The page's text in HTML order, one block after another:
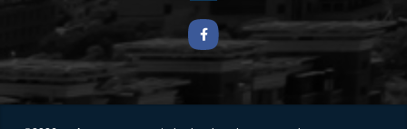
Facebook